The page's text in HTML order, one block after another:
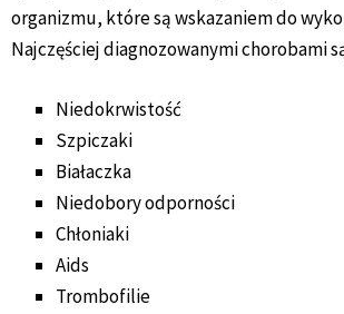
organizmu, które są wskazaniem do
Najczęściej diagnozowanymi chorobami
Niedokrwistość
Szpiczaki
Białaczka
Niedobory odporności
Chłoniaki
Aids
Trombofilie